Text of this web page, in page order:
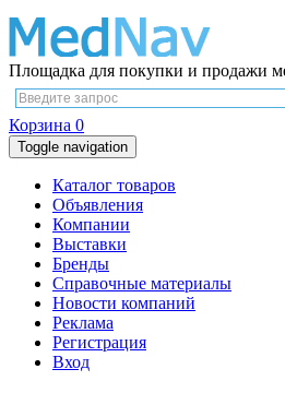
Площадка для покупки и продажи
Корзина 0
Toggle navigation
Каталог товаров
Объявления
Компании
Выставки
Бренды
Справочные материалы
Новости компаний
Реклама
Регистрация
Вход